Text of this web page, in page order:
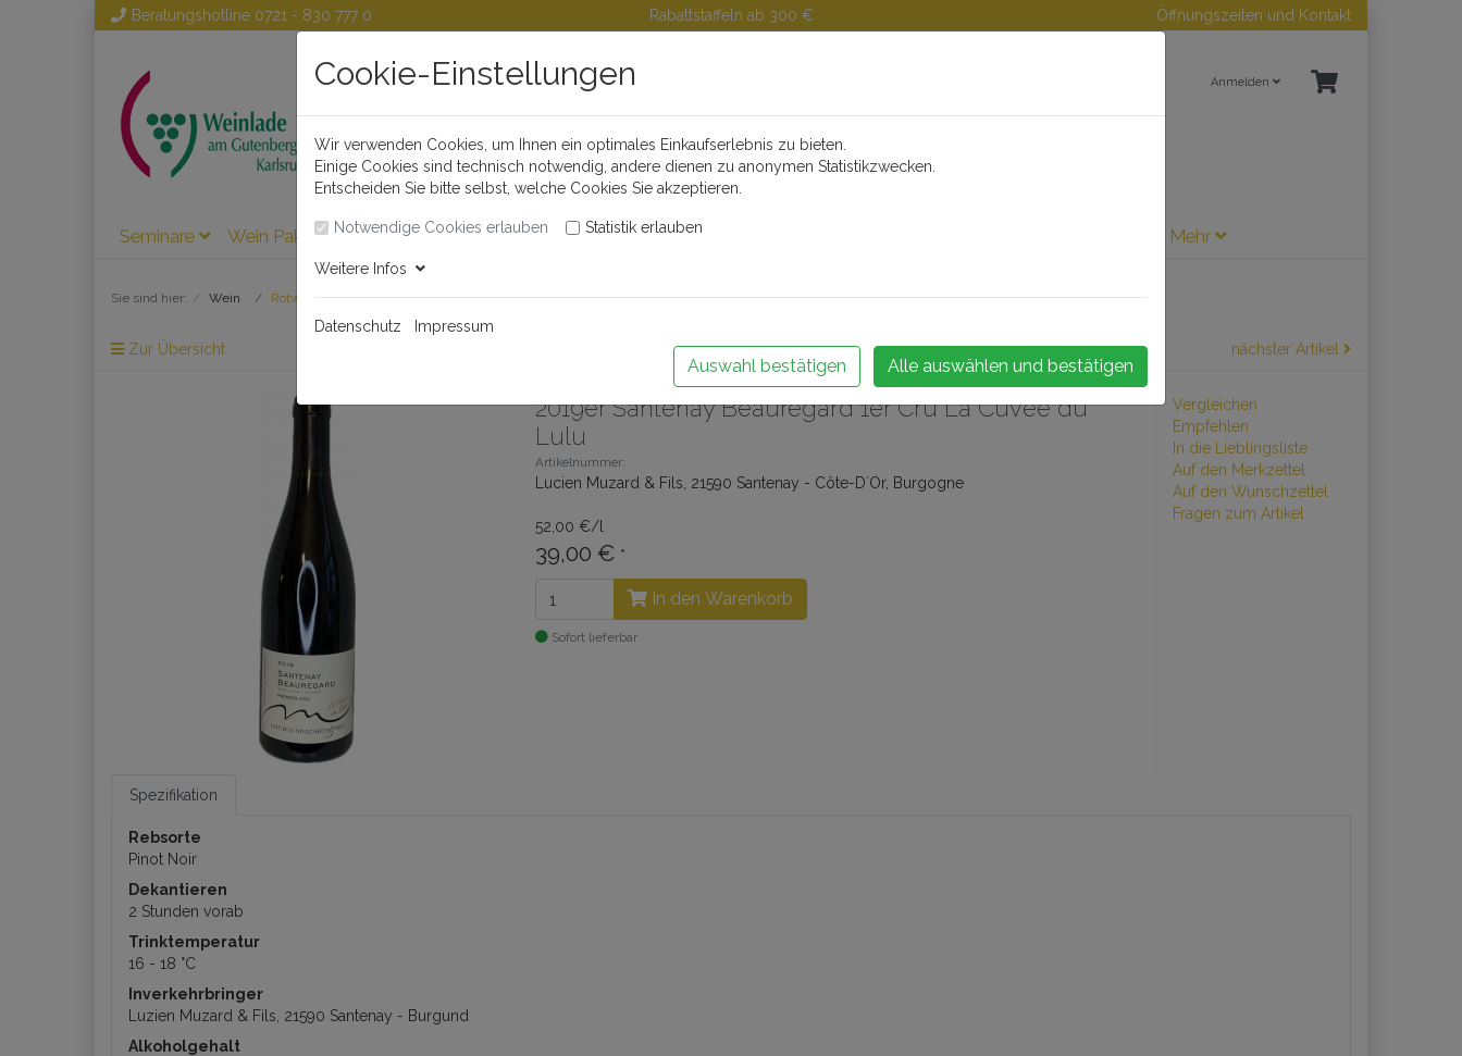
Beratungshotline 0721 - 830 777 0 Rabattstaffeln ab 300 € Öffnungszeiten und Kontakt
Anmelden
Buchen Sie Ihr Weinseminar!
Seminare Wein Pakete Wein Weinländer Feinkost Alkoholfreie Getränke Mehr
Sie sind hier: Wein Rotwein
Zur Übersicht Artikel 17 von 174 nächster Artikel
2019er Santenay Beauregard 1er Cru La Cuvée du
Lulu
Artikelnummer:
Lucien Muzard & Fils, 21590 Santenay - Côte-D´Or, Burgogne
52,00 €/l
39,00 € *
In den Warenkorb
Sofort lieferbar
Vergleichen
Empfehlen
In die Lieblingsliste
Auf den Merkzettel
Auf den Wunschzettel
Fragen zum Artikel
Spezifikation
Rebsorte
Pinot Noir
Dekantieren
2 Stunden vorab
Trinktemperatur
16 - 18 °C
Inverkehrbringer
Luzien Muzard & Fils, 21590 Santenay - Burgund
Alkoholgehalt
Cookie-Einstellungen
Wir verwenden Cookies, um Ihnen ein optimales Einkaufserlebnis zu bieten.
Einige Cookies sind technisch notwendig, andere dienen zu anonymen Statistikzwecken.
Entscheiden Sie bitte selbst, welche Cookies Sie akzeptieren.
Notwendige Cookies erlauben Statistik erlauben
Weitere Infos
Datenschutz Impressum
Auswahl bestätigen Alle auswählen und bestätigen